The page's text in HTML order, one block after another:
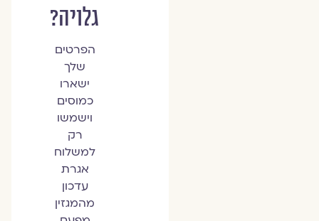
גלויה?
הפרטים
שלך
ישארו
כמוסים
וישמשו
רק
למשלוח
אגרת
עדכון
מהמגזין